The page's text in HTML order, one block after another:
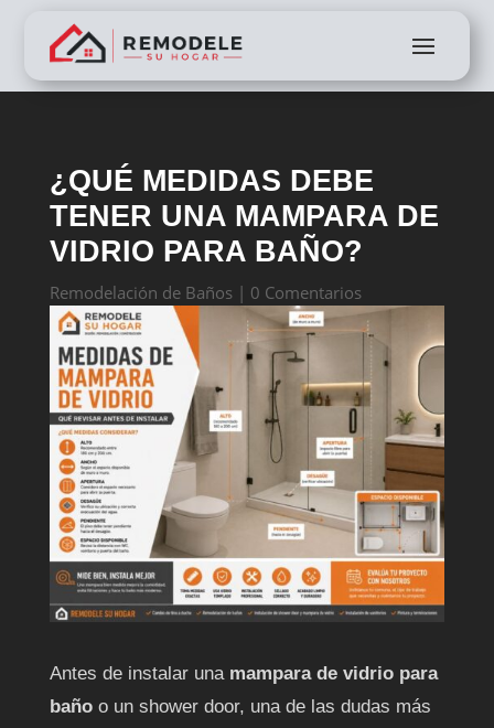
¿QUÉ MEDIDAS DEBE
TENER UNA MAMPARA DE
VIDRIO PARA BAÑO?
Remodelación de Baños| 0 Comentarios
Antes de instalar una mampara de vidrio para
bañoo un shower door, una de las dudas más